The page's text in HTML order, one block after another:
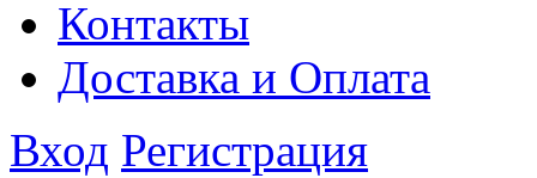
Контакты
Доставка и Оплата
Вход Регистрация